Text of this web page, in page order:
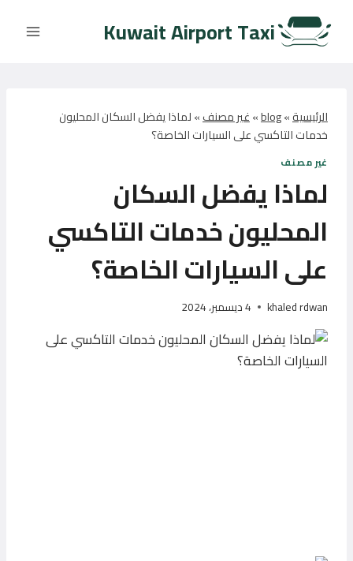
المحتوى
Kuwait Airport Taxi
الرئيسية»
blog
»غير مصنف»لماذا يفضل السكان المحليون
خدمات التاكسي على السيارات الخاصة؟
غير مصنف
لماذا يفضل السكان
المحليون خدمات التاكسي
على السيارات الخاصة؟
khaled rdwan 4 ديسمبر، 2024